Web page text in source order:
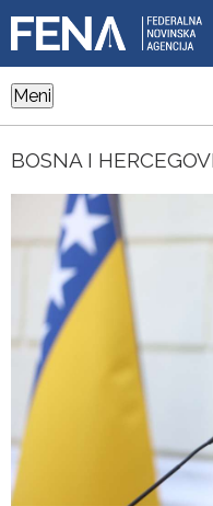
Meni
BOSNA I